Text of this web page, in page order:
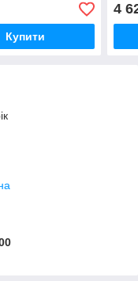
Купити
4